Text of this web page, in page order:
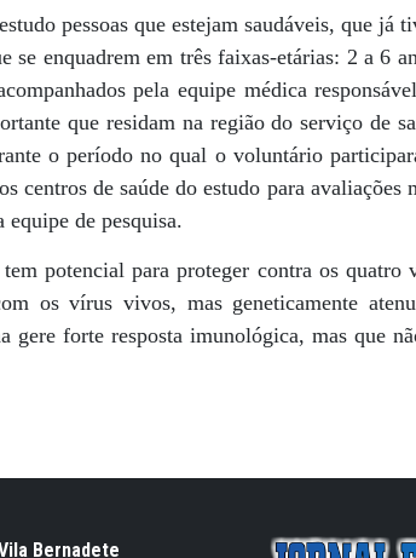
pessoas que estejam saudáveis, que já
se enquadrem em três faixas-etárias: 2 a 6
pela equipe médica
que residam na região do serviço de
o período no qual o voluntário
centros de saúde do estudo para avaliações
de pesquisa.
potencial para proteger contra os quatro
os vírus vivos, mas geneticamente
gere forte resposta imunológica, mas que
Bernadete